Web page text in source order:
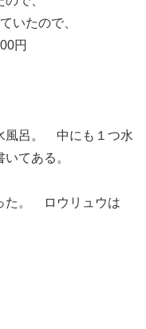
いたので、
円
風呂。 中にも１つ水
てある。
た。 ロウリュウは